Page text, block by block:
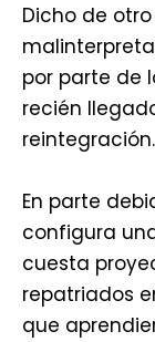
Dicho de
por parte de
recién
reintegración.
En parte
configura
cuesta
repatriados
que